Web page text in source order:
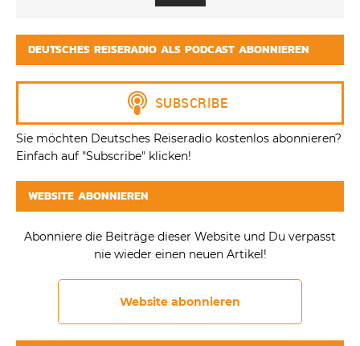
DEUTSCHES REISERADIO ALS PODCAST ABONNIEREN
Sie möchten Deutsches Reiseradio kostenlos abonnieren?
Einfach auf "Subscribe" klicken!
WEBSITE ABONNIEREN
Abonniere die Beiträge dieser Website und Du verpasst
nie wieder einen neuen Artikel!
Website abonnieren